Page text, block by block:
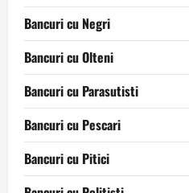
Bancuri cu Negri
Bancuri cu Olteni
Bancuri cu Parasutisti
Bancuri cu Pescari
Bancuri cu Pitici